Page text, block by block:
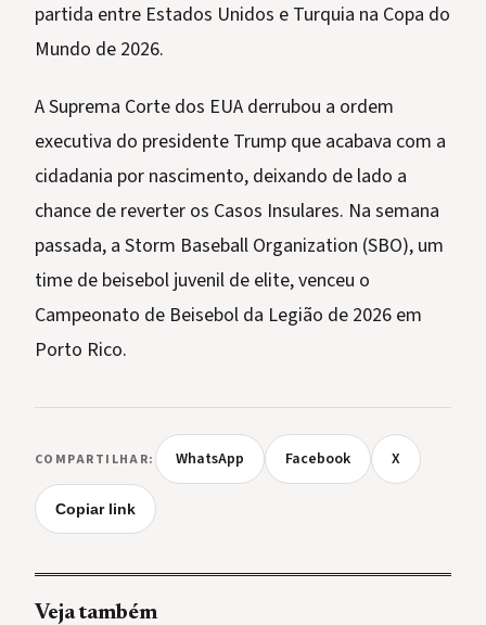
partida entre Estados Unidos e Turquia na Copa do
Mundo de 2026.
A Suprema Corte dos EUA derrubou a ordem
executiva do presidente Trump que acabava com a
cidadania por nascimento, deixando de lado a
chance de reverter os Casos Insulares. Na semana
passada, a Storm Baseball Organization (SBO), um
time de beisebol juvenil de elite, venceu o
Campeonato de Beisebol da Legião de 2026 em
Porto Rico.
COMPARTILHAR: WhatsApp Facebook X
Copiar link
Veja também